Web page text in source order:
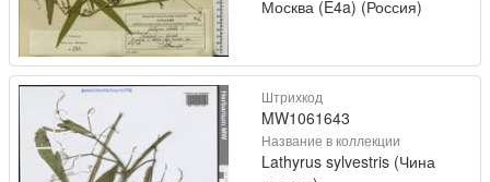
Москва (E4a) (Россия)
Штрихкод
MW1061643
Название в коллекции
Lathyrus sylvestris (Чина